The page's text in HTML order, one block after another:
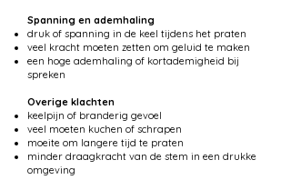
Spanning en ademhaling
druk of spanning in de keel tijdens het praten
veel kracht moeten zetten om geluid te maken
een hoge ademhaling of kortademigheid bij
spreken
Overige klachten
keelpijn of branderig gevoel
veel moeten kuchen of schrapen
moeite om langere tijd te praten
minder draagkracht van de stem in een drukke
omgeving